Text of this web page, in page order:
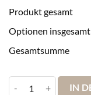
Produkt gesamt
Optionen insgesamt
Gesamtsumme
Pinnwand IN